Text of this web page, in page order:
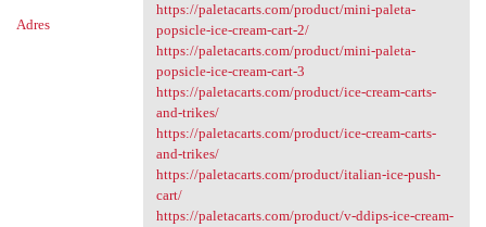
Adres
https://paletacarts.com/product/mini-paleta-
popsicle-ice-cream-cart-2/
https://paletacarts.com/product/mini-paleta-
popsicle-ice-cream-cart-3
https://paletacarts.com/product/ice-cream-carts-
and-trikes/
https://paletacarts.com/product/ice-cream-carts-
and-trikes/
https://paletacarts.com/product/italian-ice-push-
cart/
https://paletacarts.com/product/v-ddips-ice-cream-